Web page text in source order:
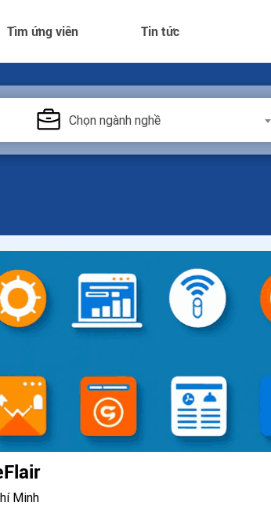
Tìm ứng viên Tin tức
Chọn ngành nghề
Minh